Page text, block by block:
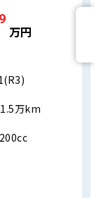
万円
1.5万km